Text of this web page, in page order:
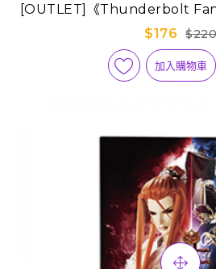
[OUTLET]《Thunderbolt
迷你隨身包-浪巫謠
$176 $220
加入購物車